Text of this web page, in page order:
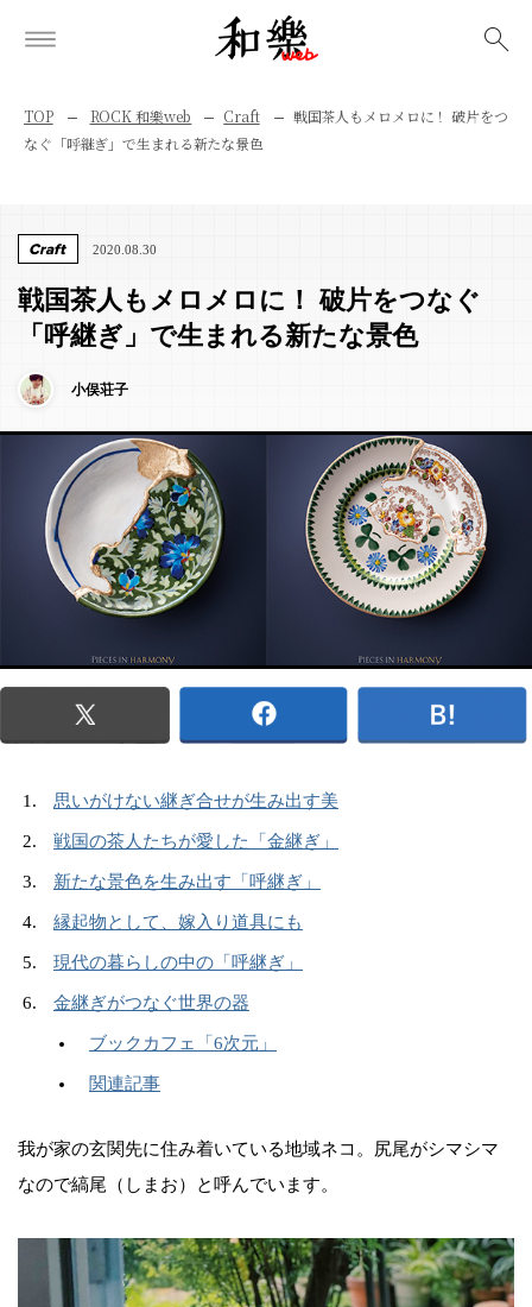
TOP ROCK 和樂web Craft
戦国茶人もメロメロに！ 破片をつ
なぐ「呼継ぎ」で生まれる新たな景色
Craft 2020.08.30
戦国茶人もメロメロに！ 破片をつなぐ
「呼継ぎ」で生まれる新たな景色
小俣荘子
思いがけない継ぎ合せが生み出す美
戦国の茶人たちが愛した「金継ぎ」
新たな景色を生み出す「呼継ぎ」
縁起物として、嫁入り道具にも
現代の暮らしの中の「呼継ぎ」
金継ぎがつなぐ世界の器
ブックカフェ「6次元」
関連記事
我が家の玄関先に住み着いている地域ネコ。尻尾がシマシマ
なので縞尾（しまお）と呼んでいます。